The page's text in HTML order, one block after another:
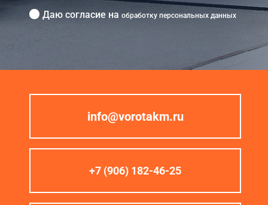
Даю согласие на обработку персональных данных
info@vorotakm.ru
+7 (906) 182-46-25